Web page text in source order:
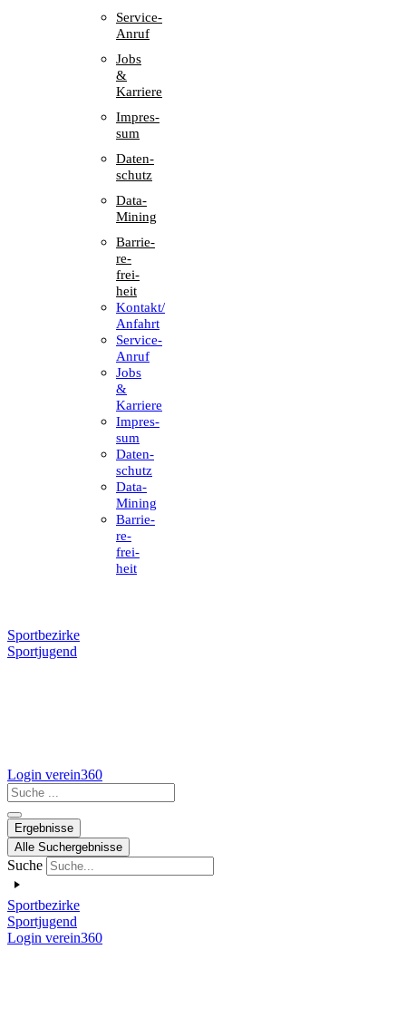
Service-
Anruf
Jobs
&
Karriere
Impres­
sum
Daten­
schutz
Data-
Mining
Barrie­
re­
frei­
heit
Kontakt/​​
Anfahrt
Service-
Anruf
Jobs
&
Karriere
Impres­
sum
Daten­
schutz
Data-
Mining
Barrie­
re­
frei­
heit
Sportbezirke
Sportjugend
Login verein360
Search
...
Ergebnisse
Alle Suchergebnisse
Suche
Sportbezirke
Sportjugend
Login verein360